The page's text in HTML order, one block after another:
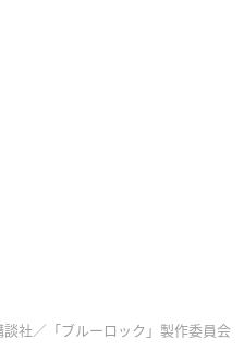
社／「ブルーロック」製作委員会